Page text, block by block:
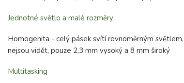
Jednotné světlo a malé rozměry
Homogenita - celý pásek svítí rovnoměrným
nejsou vidět, pouze 2,3 mm vysoký a 8 mm široký
Multitasking